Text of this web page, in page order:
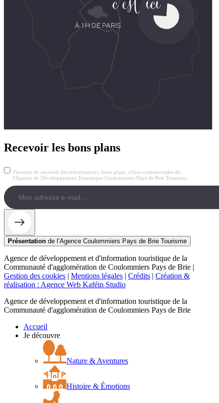
Recevoir les bons plans
J'accepte de recevoir des informations, bons plans, offres commerciales de
l'Agence de Développement Touristique Coulommiers Pays de Brie Tourisme.
Présentation de l’Agence Coulommiers Pays de Brie Tourisme
Agence de développement et d'information touristique de la
Communauté d'agglomération de Coulommiers Pays de Brie |
Gestion des cookies | Mentions légales | Crédits | Création &
réalisation : Agence Web Kaféin Studio
Agence de développement et d'information touristique de la
Communauté d'agglomération de Coulommiers Pays de Brie
Accueil
Je découvre
Nature & Aventures
Histoire & Émotions